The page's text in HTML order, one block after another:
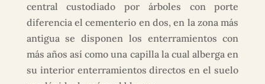
central custodiado por árboles con porte
diferencia el cementerio en dos, en la zona más
antigua se disponen los enterramientos con
más años así como una capilla la cual alberga en
su interior enterramientos directos en el suelo